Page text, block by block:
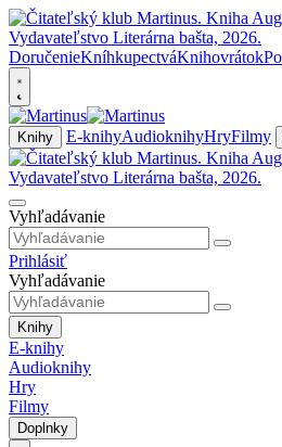
DoručenieKníhkupectváKnihovrátok
Knihy E-knihyAudioknihyHryFilmy
Vyhľadávanie
Prihlásiť
Vyhľadávanie
Knihy
E-knihy
Audioknihy
Hry
Filmy
Doplnky